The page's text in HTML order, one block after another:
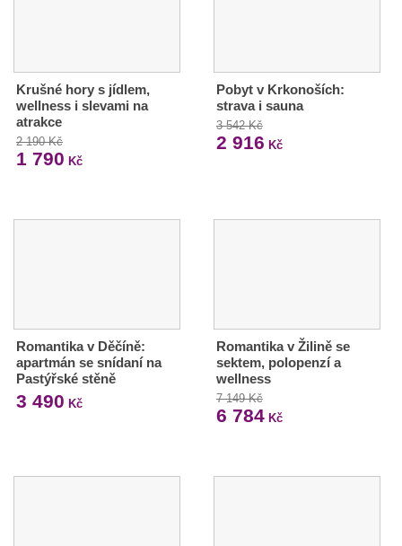
Krušné hory s jídlem,
wellness i slevami na
atrakce
2 190 Kč
1 790 Kč
Pobyt v Krkonoších:
strava i sauna
3 542 Kč
2 916 Kč
Romantika v Děčíně:
apartmán se snídaní na
Pastýřské stěně
3 490 Kč
Romantika v Žilině se
sektem, polopenzí a
wellness
7 149 Kč
6 784Kč